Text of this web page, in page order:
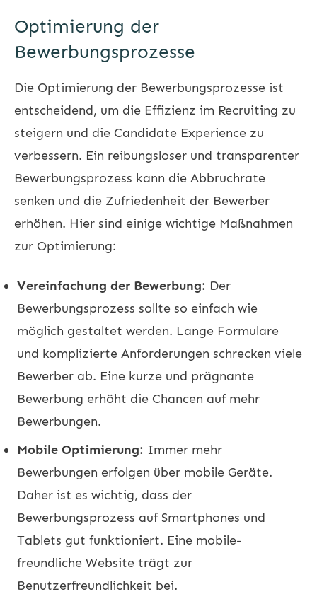
Optimierung der
Bewerbungsprozesse
Die Optimierung der Bewerbungsprozesse ist
entscheidend, um die Effizienz im Recruiting zu
steigern und die Candidate Experience zu
verbessern. Ein reibungsloser und transparenter
Bewerbungsprozess kann die Abbruchrate
senken und die Zufriedenheit der Bewerber
erhöhen. Hier sind einige wichtige Maßnahmen
zur Optimierung:
Vereinfachung der Bewerbung: Der
Bewerbungsprozess sollte so einfach wie
möglich gestaltet werden. Lange Formulare
und komplizierte Anforderungen schrecken viele
Bewerber ab. Eine kurze und prägnante
Bewerbung erhöht die Chancen auf mehr
Bewerbungen.
Mobile Optimierung: Immer mehr
Bewerbungen erfolgen über mobile Geräte.
Daher ist es wichtig, dass der
Bewerbungsprozess auf Smartphones und
Tablets gut funktioniert. Eine mobile-
freundliche Website trägt zur
Benutzerfreundlichkeit bei.